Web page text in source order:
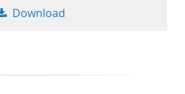
Download